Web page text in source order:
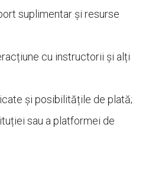
suplimentar și resurse
cu instructorii și alți
și posibilitățile de plată;
sau a platformei de